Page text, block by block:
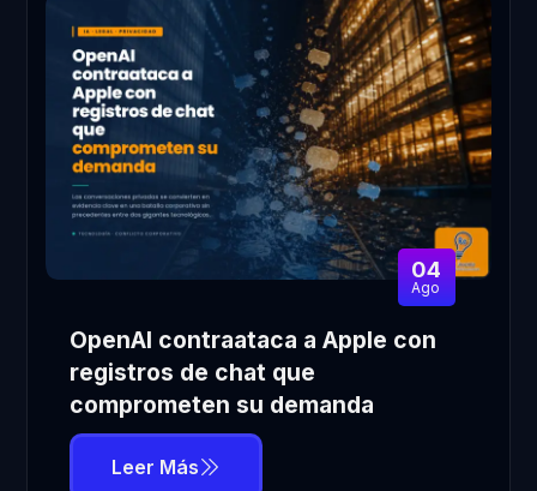
04
Ago
OpenAI contraataca a Apple con
registros de chat que
comprometen su demanda
Leer Más